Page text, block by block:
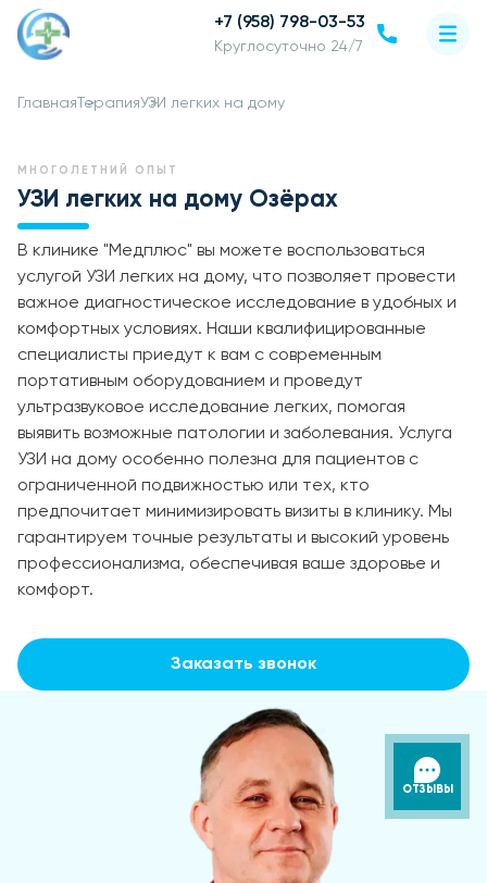
+7 (958) 798-03-53
Круглосуточно 24/7
Главная ТерапияУЗИ легких на дому
МНОГОЛЕТНИЙ ОПЫТ
УЗИ легких на дому Озёрах
В клинике "Медплюс" вы можете воспользоваться
услугой УЗИ легких на дому, что позволяет провести
важное диагностическое исследование в удобных и
комфортных условиях. Наши квалифицированные
специалисты приедут к вам с современным
портативным оборудованием и проведут
ультразвуковое исследование легких, помогая
выявить возможные патологии и заболевания. Услуга
УЗИ на дому особенно полезна для пациентов с
ограниченной подвижностью или тех, кто
предпочитает минимизировать визиты в клинику. Мы
гарантируем точные результаты и высокий уровень
профессионализма, обеспечивая ваше здоровье и
комфорт.
Заказать звонок
ОТЗЫВЫ